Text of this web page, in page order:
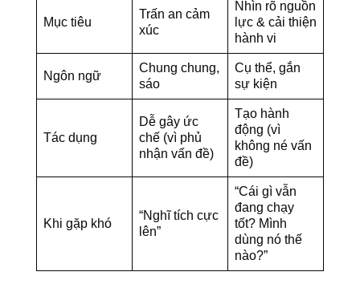
Mục tiêu
Trấn an cảm
xúc
Nhìn rõ nguồn
lực & cải thiện
hành vi
Ngôn ngữ
Chung chung,
sáo
Cụ thể, gắn
sự kiện
Tác dụng
Dễ gây ức
chế (vì phủ
nhận vấn đề)
Tạo hành
động (vì
không né vấn
đề)
Khi gặp khó
“Nghĩ tích cực
lên”
“Cái gì vẫn
đang chạy
tốt? Mình
dùng nó thế
nào?”